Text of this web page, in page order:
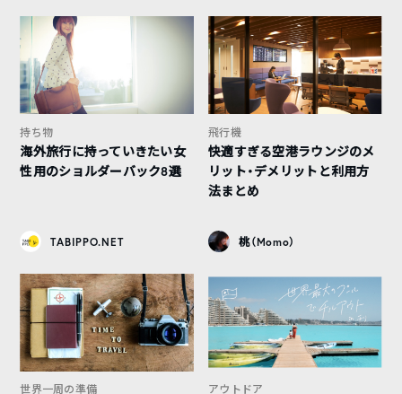
持ち物
海外旅行に持っていきたい女
性用のショルダーバック8選
TABIPPO.NET
飛行機
快適すぎる空港ラウンジのメ
リット・デメリットと利用方
法まとめ
桃（Momo）
世界一周の準備 アウトドア